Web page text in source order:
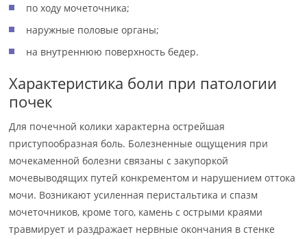
по ходу мочеточника;
наружные половые органы;
на внутреннюю поверхность бедер.
Характеристика боли при патологии
почек
Для почечной колики характерна острейшая
приступообразная боль. Болезненные ощущения при
мочекаменной болезни связаны с закупоркой
мочевыводящих путей конкрементом и нарушением оттока
мочи. Возникают усиленная перистальтика и спазм
мочеточников, кроме того, камень с острыми краями
травмирует и раздражает нервные окончания в стенке